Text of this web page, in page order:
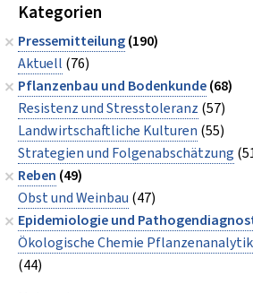
Kategorien
Pressemitteilung(190)
Aktuell (76)
Pflanzenbau und Bodenkunde(68)
Resistenz und Stresstoleranz (57)
Landwirtschaftliche Kulturen (55)
Strategien und Folgenabschätzung
Reben (49)
Obst und Weinbau (47)
Epidemiologie und
Ökologische Chemie
(44)